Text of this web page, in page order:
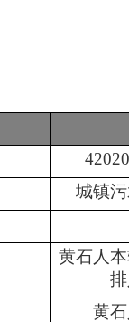
城镇
黄石人
黄